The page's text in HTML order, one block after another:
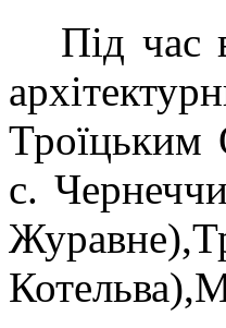
Під час
Троїцьким
с.